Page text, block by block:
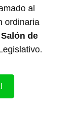
al
ordinaria
Salón de